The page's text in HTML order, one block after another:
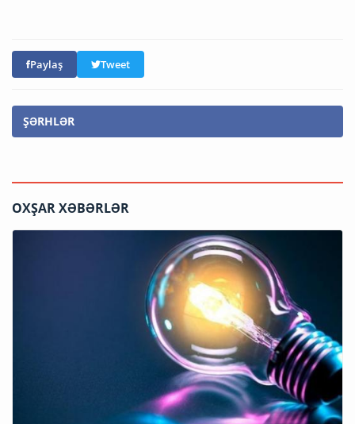
Paylaş Tweet
ŞƏRHLƏR
OXŞAR XƏBƏRLƏR